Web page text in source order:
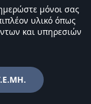
μόνοι σας
υλικό όπως
και υπηρεσιών